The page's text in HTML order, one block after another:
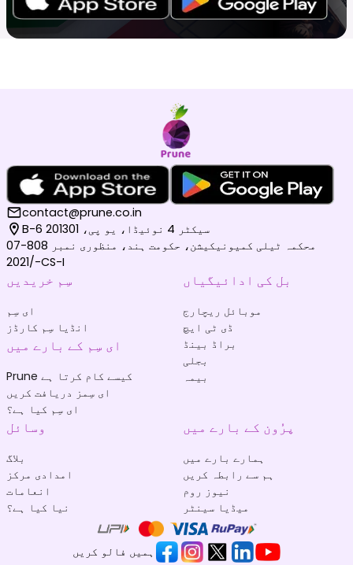
contact@prune.co.in
B-6 سیکٹر 4 نوئیڈا، یو پی، 201301
محکمہ ٹیلی کمیونیکیشن، حکومت ہند، منظوری نمبر 808-07
/2021-CS-I
سِم خریدیں
ای سِم
انڈیا سِم کارڈز
ای سِم کے بارے میں
Prune کیسے کام کرتا ہے
ای سِمز دریافت کریں
ای سِم کیا ہے؟
بل کی ادائیگیاں
موبائل ریچارج
ڈی ٹی ایچ
براڈ بینڈ
بجلی
بیمہ
وسائل
بلاگ
امدادی مرکز
انعامات
نیا کیا ہے؟
پرُون کے بارے میں
ہمارے بارے میں
ہم سے رابطہ کریں
نیوز روم
میڈیا سینٹر
ہمیں فالو کریں